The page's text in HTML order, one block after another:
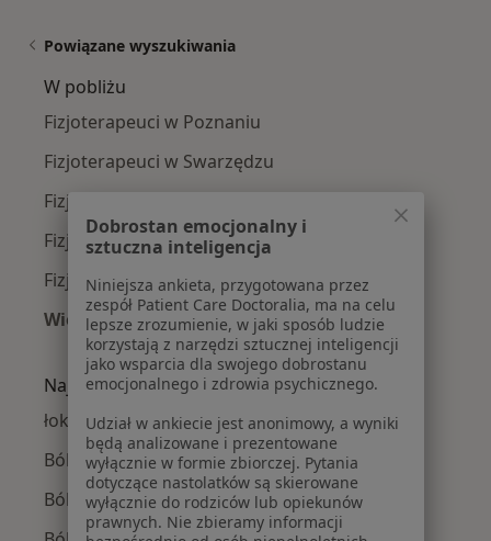
Powiązane wyszukiwania
W pobliżu
Fizjoterapeuci w Poznaniu
Fizjoterapeuci w Swarzędzu
Fizjoterapeuci w Gnieznie
Fizjoterapeuci w Suchym Lasie
Fizjoterapeuci w Środzie Wielkopolskiej
Więcej (15)
Więcej w kategorii: W pobliżu
Najczęście leczone choroby
łokieć tenisisty w
Ból barku w
Ból karku w
Dobrostan emocjonalny i
sztuczna inteligencja
Niniejsza ankieta, przygotowana przez
zespół Patient Care Doctoralia, ma na celu
lepsze zrozumienie, w jaki sposób ludzie
korzystają z narzędzi sztucznej inteligencji
jako wsparcia dla swojego dobrostanu
emocjonalnego i zdrowia psychicznego.
Udział w ankiecie jest anonimowy, a wyniki
będą analizowane i prezentowane
wyłącznie w formie zbiorczej. Pytania
dotyczące nastolatków są skierowane
wyłącznie do rodziców lub opiekunów
prawnych. Nie zbieramy informacji